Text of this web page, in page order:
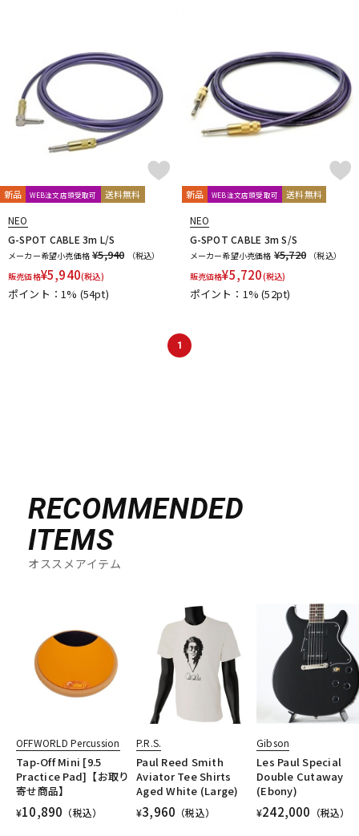
新品 WEB注文店頭受取可 送料無料
NEO
G-SPOT CABLE 3m L/S
メーカー希望小売価格 ¥5,940
（税込）
販売価格¥5,940(税込)
ポイント：1% (54pt)
新品 WEB注文店頭受取可 送料無料
NEO
G-SPOT CABLE 3m S/S
メーカー希望小売価格 ¥5,720
（税込）
販売価格¥5,720(税込)
ポイント：1%(52pt)
1
RECOMMENDED
ITEMS
オススメアイテム
OFFWORLD Percussion
Tap-Off Mini [9.5
Practice Pad]【お取り
寄せ商品】
¥10,890 （税込）
P.R.S.
Paul Reed Smith
Aviator Tee Shirts
Aged White (Large)
¥3,960 （税込）
Gibson
Les Paul Special
Double Cutaway
(Ebony)
¥242,000 （税込）